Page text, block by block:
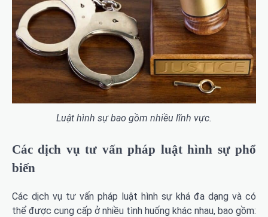
Luật hình sự bao gồm nhiều lĩnh vực.
Các dịch vụ tư vấn pháp luật hình sự phổ
biến
Các dịch vụ tư vấn pháp luật hình sự khá đa dạng và có
thể được cung cấp ở nhiều tình huống khác nhau, bao gồm: